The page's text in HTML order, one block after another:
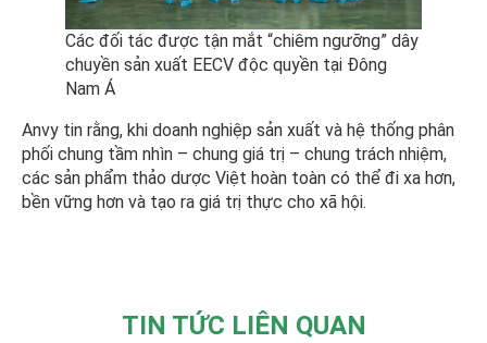
Các đối tác được tận mắt “chiêm ngưỡng” dây
chuyền sản xuất EECV độc quyền tại Đông
Nam Á
Anvy tin rằng, khi doanh nghiệp sản xuất và hệ thống phân
phối chung tầm nhìn – chung giá trị – chung trách nhiệm,
các sản phẩm thảo dược Việt hoàn toàn có thể đi xa hơn,
bền vững hơn và tạo ra giá trị thực cho xã hội.
TIN TỨC LIÊN QUAN